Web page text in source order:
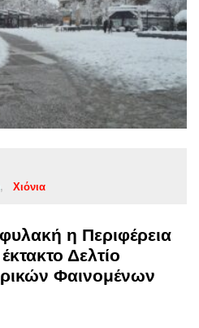
Χιόνια
η Περιφέρεια
Δελτίο
Φαινομένων